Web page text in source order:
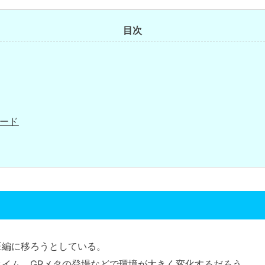
目次
ド
に移ろうとしている。